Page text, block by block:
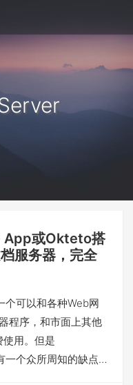
App或Okteto搭
服务器，完全
可以和各种Web网
程序，和市面上其他
用。但是
个众所周知的缺点，